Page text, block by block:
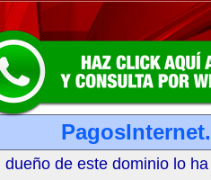
dueño de este dominio lo